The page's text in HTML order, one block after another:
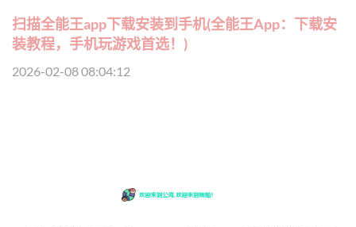
扫描全能王app下载安装到手机(全能王App：下载安
装教程，手机玩游戏首选！)
2026-02-08 08:04:12